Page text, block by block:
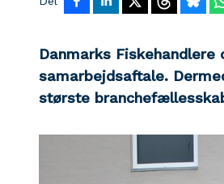
Danmarks
samarbejdsaftale.
største